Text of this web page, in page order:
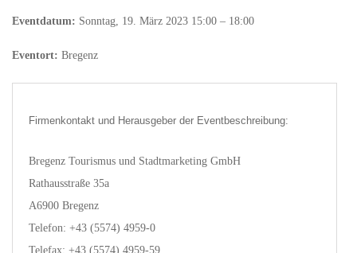
Eventdatum: Sonntag, 19. März 2023 15:00 – 18:00
Eventort: Bregenz
Firmenkontakt und Herausgeber der Eventbeschreibung:
Bregenz Tourismus und Stadtmarketing GmbH
Rathausstraße 35a
A6900 Bregenz
Telefon: +43 (5574) 4959-0
Telefax: +43 (5574) 4959-59